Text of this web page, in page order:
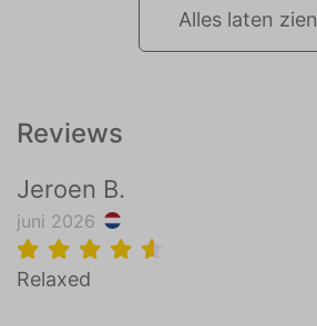
Alles laten zien
Reviews
Jeroen B.
juni 2026
Relaxed